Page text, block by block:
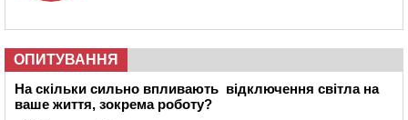
ОПИТУВАННЯ
На скільки сильно впливають відключення світла на
ваше життя, зокрема роботу?